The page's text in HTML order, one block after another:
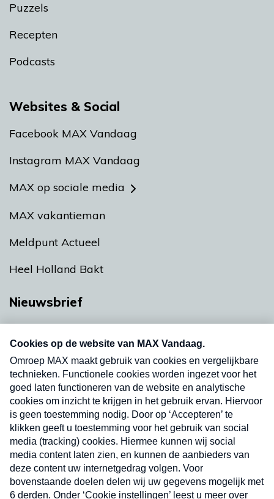
Puzzels
Recepten
Podcasts
Websites & Social
Facebook MAX Vandaag
Instagram MAX Vandaag
MAX op sociale media
MAX vakantieman
Meldpunt Actueel
Heel Holland Bakt
Nieuwsbrief
nieuwsbrief. Elke vrijdag- en dinsdagochtend in
uw mailbox.
Verzend